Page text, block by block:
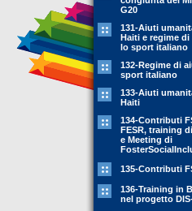
G20
131-Aiuti
Haiti e regime
lo sport italiano
132-Regime di
sport italiano
133-Aiuti
Haiti
134-Contributi
FESR, training
e Meeting di
135-Contributi
136-Training in
nel progetto